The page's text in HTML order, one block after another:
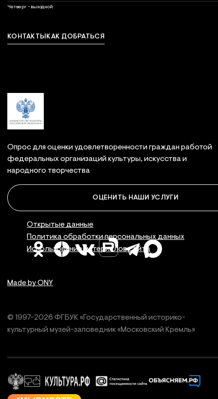
Четверг - выходной
Связаться с нами
КОНТАКТЫКАК ДОБРАТЬСЯ
Опрос для оценки удовлетворенности граждан работой
федеральных организаций культуры, искусства и
народного творчества
ОЦЕНИТЬ НАШИ УСЛУГИ
Made by ONY
© 1997-2026 ФГБУК «Государственный историко-
культурный музей-заповедник «Московский Кремль»
Правовая
Открытые данные
Политика обработки персональных данных
Использование материалов сайта